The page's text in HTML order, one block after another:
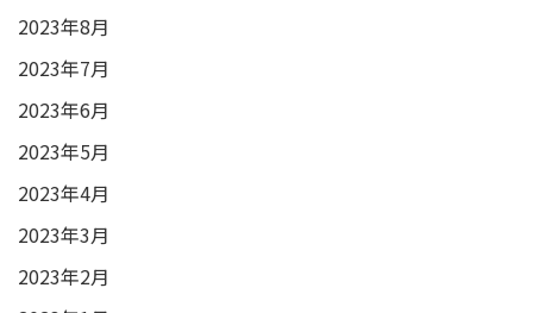
2023年8月
2023年7月
2023年6月
2023年5月
2023年4月
2023年3月
2023年2月